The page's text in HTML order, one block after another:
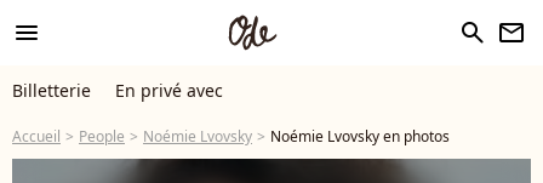
menu search newsletter
Billetterie En privé avec
Accueil People Noémie Lvovsky Noémie Lvovsky en photos